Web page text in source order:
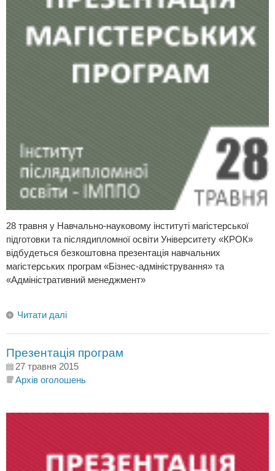
28 травня у Навчально-науковому інституті магістерської
підготовки та післядипломної освіти Університету «КРОК»
відбудеться безкоштовна презентація навчальних
магістерських програм «Бізнес-адміністрування» та
«Адміністративний менеджмент»
Читати далі
Презентація програм
27 травня 2015
Архів оголошень